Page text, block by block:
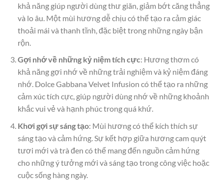
khả năng giúp người dùng thư giãn, giảm bớt căng thẳng
và lo âu. Một mùi hương dễ chịu có thể tạo ra cảm giác
thoải mái và thanh tĩnh, đặc biệt trong những ngày bận
rộn.
Gợi nhớ về những kỷ niệm tích cực: Hương thơm có
khả năng gợi nhớ về những trải nghiệm và kỷ niệm đáng
nhớ. Dolce Gabbana Velvet Infusion có thể tạo ra những
cảm xúc tích cực, giúp người dùng nhớ về những khoảnh
khắc vui vẻ và hạnh phúc trong quá khứ.
Khơi gợi sự sáng tạo: Mùi hương có thể kích thích sự
sáng tạo và cảm hứng. Sự kết hợp giữa hương cam quýt
tươi mới và trà đen có thể mang đến nguồn cảm hứng
cho những ý tưởng mới và sáng tạo trong công việc hoặc
cuộc sống hàng ngày.